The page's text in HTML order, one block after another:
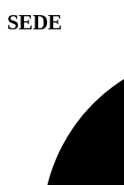
SEDE